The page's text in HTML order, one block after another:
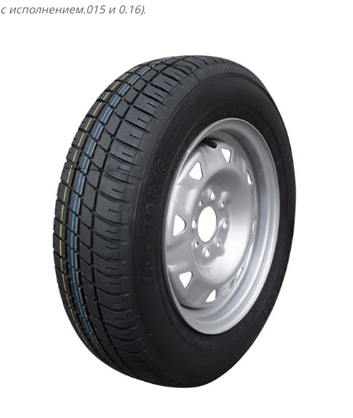
с исполнением.015 и 0.16).